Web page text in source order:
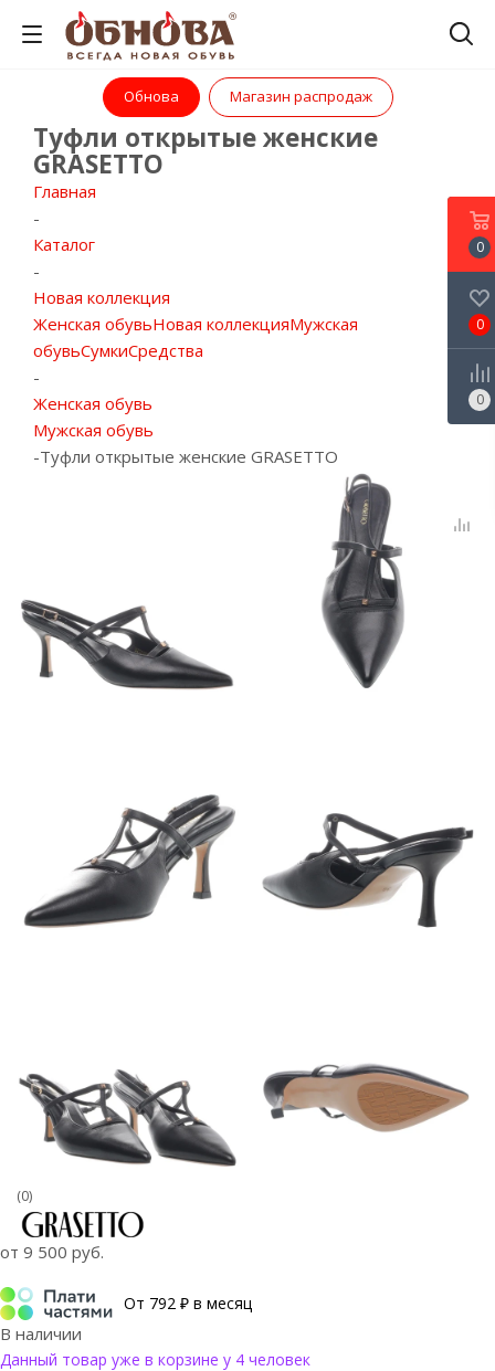
Обнова Магазин распродаж
Туфли открытые женские
GRASETTO
Главная
-
Каталог
-
Новая коллекция
Женская обувьНовая коллекцияМужская
обувьСумкиСредства
-
Женская обувь
Мужская обувь
-Туфли открытые женские GRASETTO
(0)
от 9 500 руб.
От 792 ₽ в месяц
В наличии
Данный товар уже в корзине у 4 человек
0
0
0